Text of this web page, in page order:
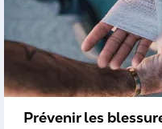
Prévenir les